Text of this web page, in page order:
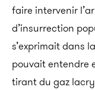
faire intervenir
d’insurrection
s’exprimait dans
pouvait entendre
tirant du gaz